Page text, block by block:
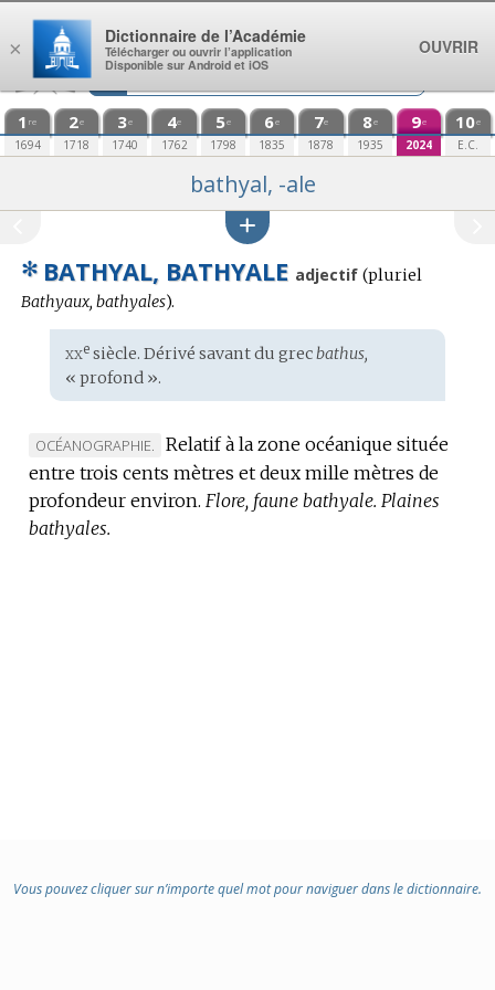
Aller au contenu
1 re
1694
2e
1718
3e
1740
4e
1762
5e
1798
6e
1835
7e
1878
8e
1935
9e
2024
10e
E.C.
bathyal, -ale
✻ BATHYAL, BATHYALE adjectif (pluriel
Bathyaux, bathyales).
Étymologie
:
xxesiècle. Dérivé savant du grecbathus,
« profond ».
MARQUE
DE
DOMAINE
:
OCÉANOGRAPHIE.
Relatif à la zone océanique située
entre trois cents mètres et deux mille mètres de
profondeur environ. Flore, faune bathyale. Plaines
bathyales.
Vous pouvez cliquer sur n’importe quel mot pour naviguer dans le dictionnaire.
×
Dictionnaire de l’Académie
Télécharger ou ouvrir l’application
Disponible sur Android et iOS
OUVRIR